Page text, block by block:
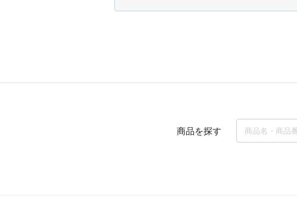
商品を探す